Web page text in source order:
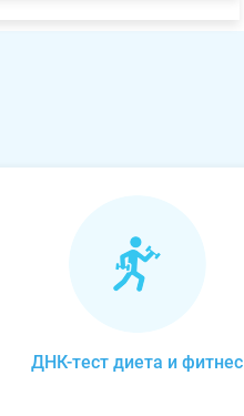
ДНК-тест диета и фитнес